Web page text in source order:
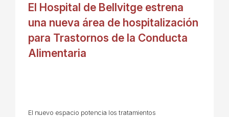
El Hospital de Bellvitge estrena
una nueva área de hospitalización
para Trastornos de la Conducta
Alimentaria
El nuevo espacio potencia los tratamientos